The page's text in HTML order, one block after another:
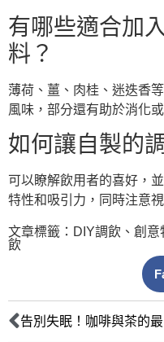
有哪些適合加
料？
薄荷、薑、肉桂、迷迭香
風味，部分還有助於消化
如何讓自製的
可以瞭解飲用者的喜好，
特性和吸引力，同時注意
文章標籤： DIY調飲 、 創意
飲